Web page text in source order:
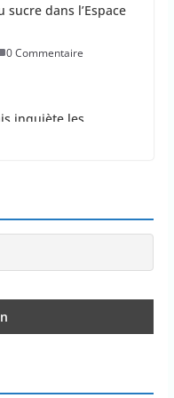
inquiète les
au moins 44 000
loi Ripost sur la